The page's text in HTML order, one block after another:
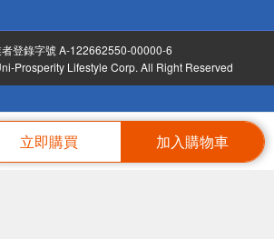
立即購買 加入購物車
登錄字號 A-122662550-00000-6
Prosperity Lifestyle Corp. All Right Reserved